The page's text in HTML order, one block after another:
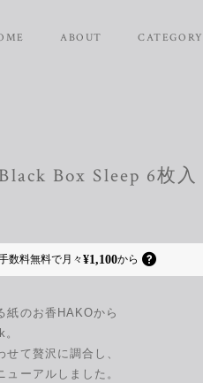
ABOUT CATEGORY
Box Sleep 6枚入
数料無料で月々¥1,100から
紙のお香HAKOから
て贅沢に調合し、
ーアルしました。